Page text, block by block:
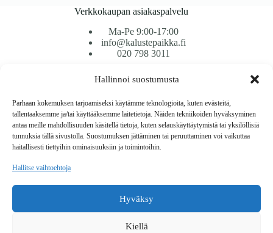
Hallinnoi suostumusta
Parhaan kokemuksen tarjoamiseksi käytämme teknologioita, kuten evästeitä,
tallentaaksemme ja/tai käyttääksemme laitetietoja. Näiden tekniikoiden hyväksyminen
antaa meille mahdollisuuden käsitellä tietoja, kuten selauskäyttäytymistä tai yksilöllisiä
tunnuksia tällä sivustolla. Suostumuksen jättäminen tai peruuttaminen voi vaikuttaa
haitallisesti tiettyihin ominaisuuksiin ja toimintoihin.
Hallitse vaihtoehtoja
Hyväksy
Kiellä
Verkkokaupan asiakaspalvelu
Ma-Pe 9:00-17:00
info@kalustepaikka.fi
020 798 3011
Tavarantoimitus / Maksutavat
Toimitustavat
Maksutavat
Vaihto ja palautus
Reklamaatiot
Copyright © 2026 Kalustepaikka
Lisää ostoskoriin